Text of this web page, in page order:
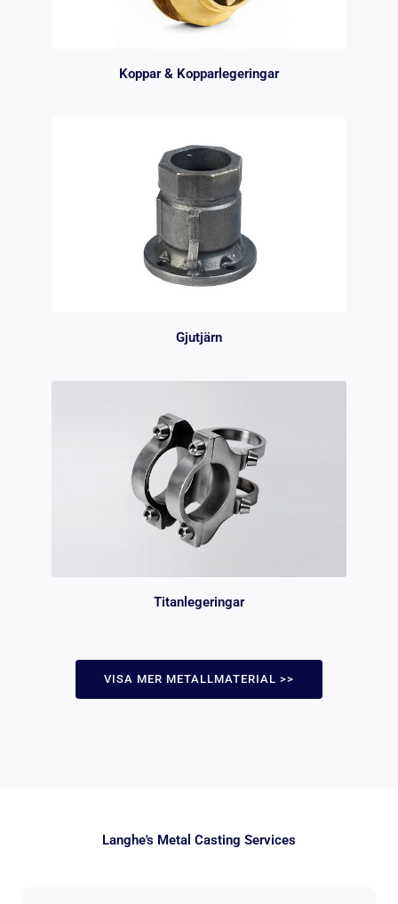
Koppar & Kopparlegeringar
Gjutjärn
Titanlegeringar
VISA MER METALLMATERIAL >>
Langhe's Metal Casting Services